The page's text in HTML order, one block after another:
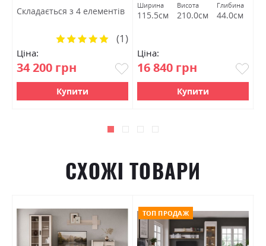
Cкладається з 4 елементів
Ціна:
34 200 грн
Рейтинг:
(1)
Купити
Ширина
115.5см
Висота
210.0см
Глибина
44.0см
Ціна:
16 840 грн
Купити
СХОЖІ ТОВАРИ
ТОП ПРОДАЖ